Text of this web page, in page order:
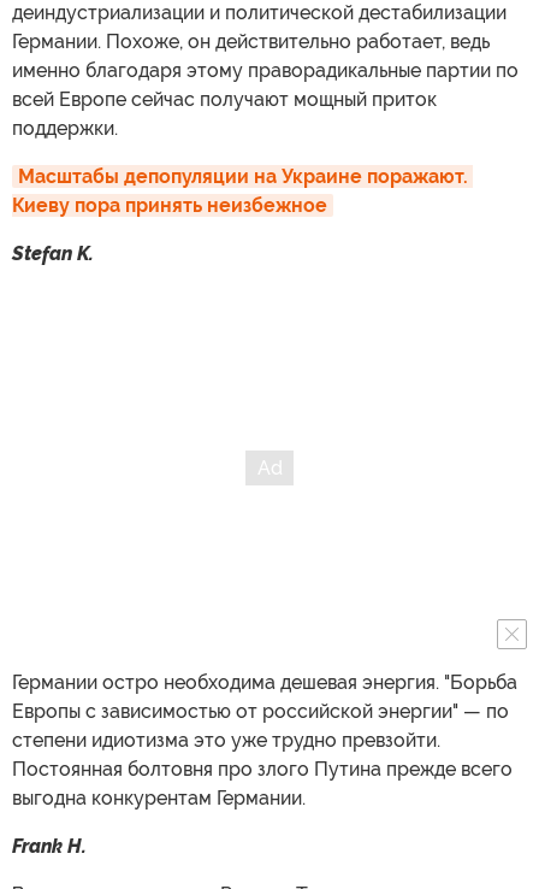
деиндустриализации и политической дестабилизации
Германии. Похоже, он действительно работает, ведь
именно благодаря этому праворадикальные партии по
всей Европе сейчас получают мощный приток
поддержки.
Масштабы депопуляции на Украине поражают.
Киеву пора принять неизбежное
Stefan K.
Германии остро необходима дешевая энергия. "Борьба
Европы с зависимостью от российской энергии" — по
степени идиотизма это уже трудно превзойти.
Постоянная болтовня про злого Путина прежде всего
выгодна конкурентам Германии.
Frank H.